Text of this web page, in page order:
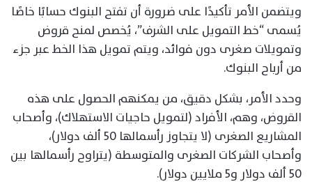
ويتضمن الأمر تأكيدًا على ضرورة أن تفتح البنوك حسابًا خاصًا
يُسمى “خط التمويل على الشرف”، يُخصص لمنح قروض
وتمويلات صغرى دون فوائد، ويتم تمويل هذا الخط عبر جزء
من أرباح البنوك.
وحدد الأمر، بشكل دقيق، من يمكنهم الحصول على هذه
القروض، وهم، الأفراد (لتمويل حاجيات الاستهلاك)، وأصحاب
المشاريع الصغرى (لا يتجاوز رأسمالها 50 ألف دولار)،
وأصحاب الشركات الصغرى والمتوسطة (يتراوح رأسمالها بين
50 ألف دولار و5 ملايين دولار).